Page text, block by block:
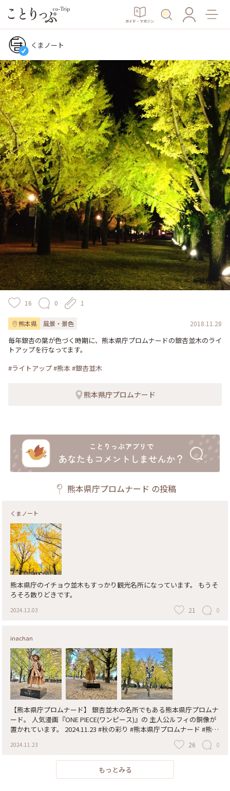
ガイド・マガジン
くまノート
16 0 1
熊本県 風景・景色 2018.11.28
毎年銀杏の葉が色づく時期に、熊本県庁プロムナードの銀杏並木のライ
トアップを行なってます。
#ライトアップ#熊本#銀杏並木
熊本県庁プロムナード
熊本県庁プロムナード の投稿
くまノート
熊本県庁のイチョウ並木もすっかり観光名所になっています。 もうそ
ろそろ散りどきです。
2024.12.03 21 0
inachan
【熊本県庁プロムナード】 銀杏並木の名所でもある熊本県庁プロムナ
ード。 人気漫画『ONE PIECE(ワンピース)』の 主人公ルフィの銅像が
置かれています。 2024.11.23 #秋の彩り #熊本県庁プロムナード #熊本
県庁 #ワンピース #ルフィ像 #イチョウ #銀杏 #銀杏並木 #熊本
2024.11.23 26 0
もっとみる